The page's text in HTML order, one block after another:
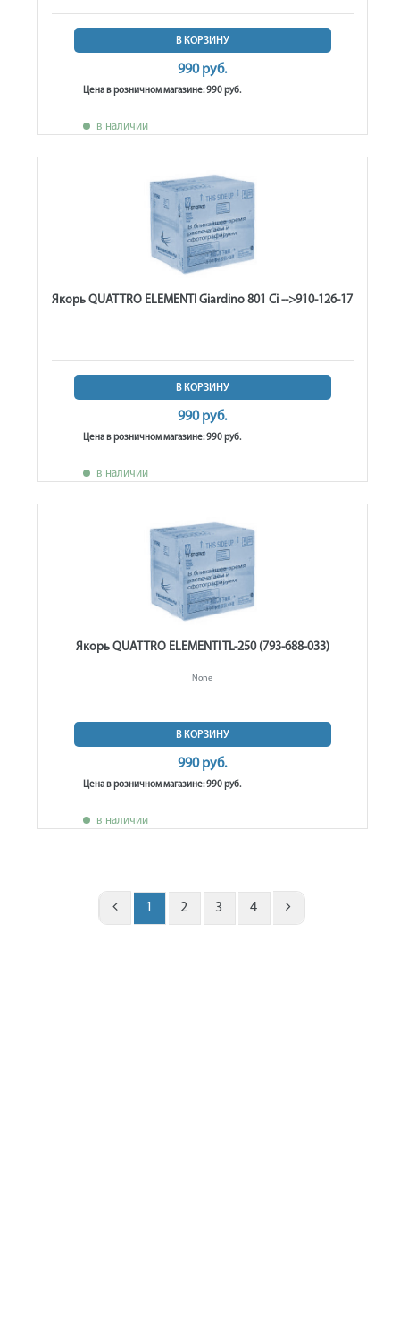
В КОРЗИНУ
990 руб.
Цена в розничном магазине: 990 руб.
в наличии
Якорь QUATTRO ELEMENTI Giardino 801 Ci -->910-126-17
В КОРЗИНУ
990 руб.
Цена в розничном магазине: 990 руб.
в наличии
Якорь QUATTRO ELEMENTI TL-250 (793-688-033)
None
В КОРЗИНУ
990 руб.
Цена в розничном магазине: 990 руб.
в наличии
1 2 3 4